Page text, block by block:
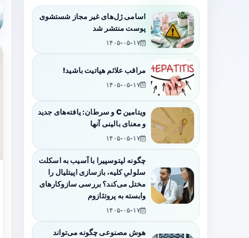
اسامی ژل‌های غیر مجاز شستشوی
پوست منتشر شد
۱۴۰۵-۰۵-۱۷
مراقب علائم هپاتیت باشید!
۱۴۰۵-۰۵-۱۷
ویتامین C و سرطان: یافته‌های جدید
و معنای بالینی آنها
۱۴۰۵-۰۵-۱۷
چگونه لپتوسپیرا با آسیب به اسکلت
سلولیِ کلیه، بازسازی اپیتلیال را
مختل می‌کند؟ بررسی سازوکارهای
وابسته به پروتئازوم
۱۴۰۵-۰۵-۱۷
هوش مصنوعی چگونه می‌تواند